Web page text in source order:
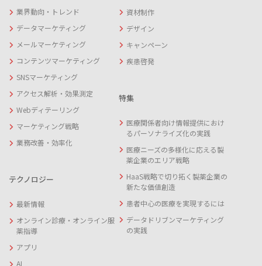
業界動向・トレンド
データマーケティング
メールマーケティング
コンテンツマーケティング
SNSマーケティング
アクセス解析・効果測定
Webディテーリング
マーケティング戦略
業務改善・効率化
テクノロジー
最新情報
オンライン診療・オンライン服
薬指導
アプリ
AI
資材制作
デザイン
キャンペーン
疾患啓発
特集
医療関係者向け情報提供におけ
るパーソナライズ化の実践
医療ニーズの多様化に応える製
薬企業のエリア戦略
HaaS戦略で切り拓く製薬企業の
新たな価値創造
患者中心の医療を実現するには
データドリブンマーケティング
の実践